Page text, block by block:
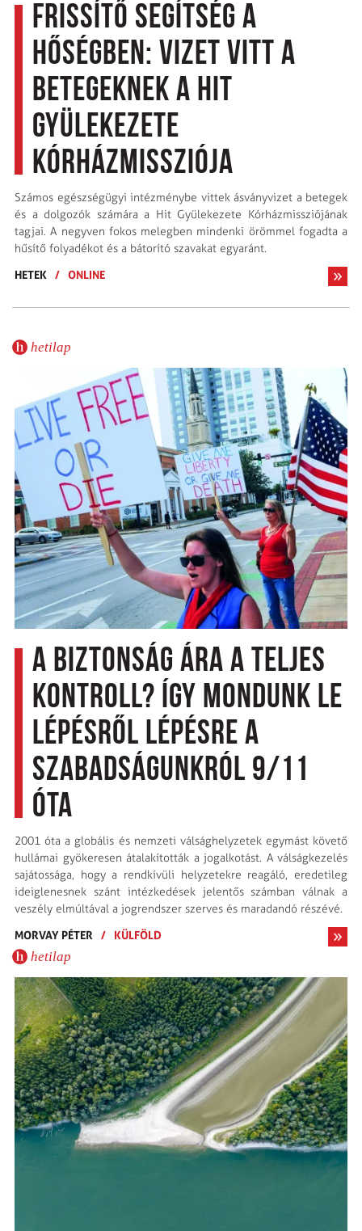
Frissítő segítség a
hőségben: Vizet vitt a
betegeknek a Hit
Gyülekezete
Kórházmissziója
Számos egészségügyi intézménybe vittek ásványvizet a betegek
és a dolgozók számára a Hit Gyülekezete Kórházmissziójának
tagjai. A negyven fokos melegben mindenki örömmel fogadta a
hűsítő folyadékot és a bátorító szavakat egyaránt.
HETEK
/ ONLINE
hetilap
A biztonság ára a teljes
kontroll? Így mondunk le
lépésről lépésre a
szabadságunkról 9/11
óta
2001 óta a globális és nemzeti válsághelyzetek egymást követő
hullámai gyökeresen átalakították a jogalkotást. A válságkezelés
sajátossága, hogy a rendkívüli helyzetekre reagáló, eredetileg
ideiglenesnek szánt intézkedések jelentős számban válnak a
veszély elmúltával a jogrendszer szerves és maradandó részévé.
MORVAY PÉTER
/ KÜLFÖLD
hetilap